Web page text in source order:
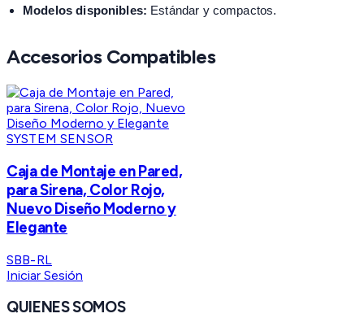
Modelos disponibles: Estándar y compactos.
Accesorios Compatibles
SYSTEM SENSOR
Caja de Montaje en Pared,
para Sirena, Color Rojo,
Nuevo Diseño Moderno y
Elegante
SBB-RL
Iniciar Sesión
QUIENES SOMOS